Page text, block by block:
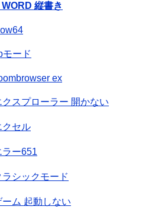
縦書き
ード
ex
スプローラー 開かない
クセル
ー651
シックモード
ム 起動しない